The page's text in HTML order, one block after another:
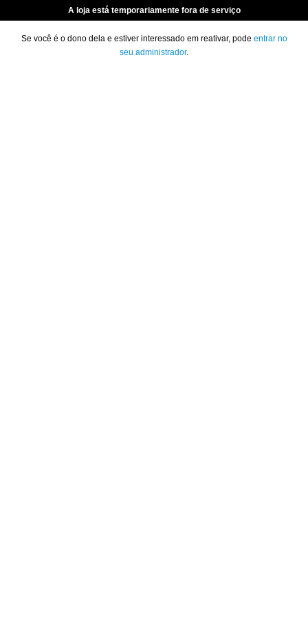
A loja está temporariamente fora de serviço
Se você é o dono dela e estiver interessado em reativar, pode entrar no
seu administrador.